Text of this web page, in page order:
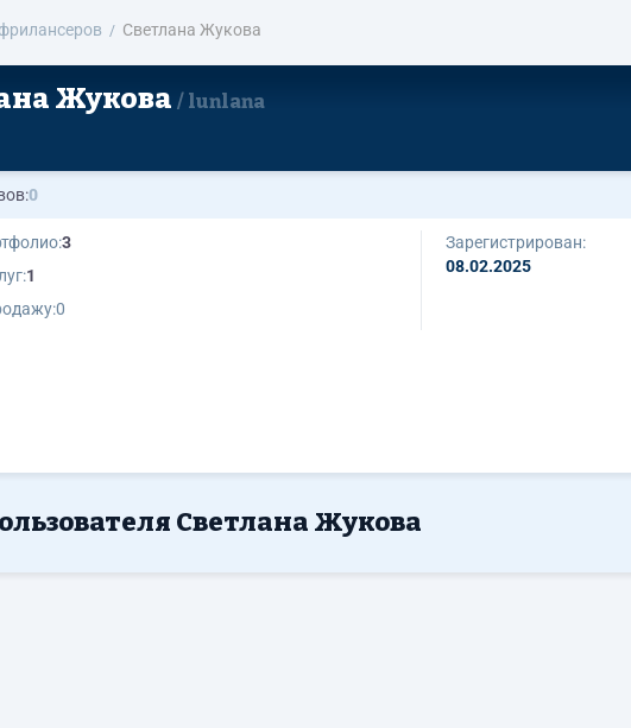
Светлана Жукова
Жукова lunlana
0
3
1
0
Зарегистрирован:
08.02.2025
Светлана Жукова